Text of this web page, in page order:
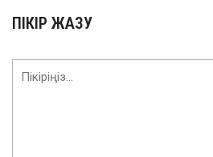
ПІКІР ЖАЗУ